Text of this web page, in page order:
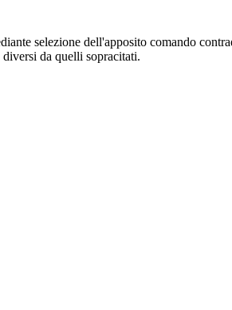
selezione dell'apposito comando
da quelli sopracitati.